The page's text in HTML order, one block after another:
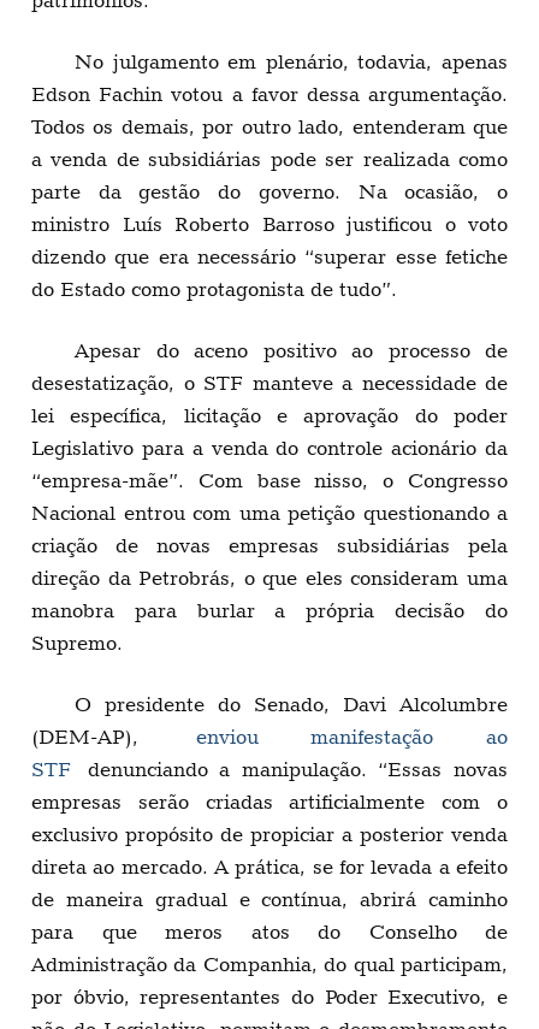
No julgamento em plenário, todavia, apenas
Edson Fachin votou a favor dessa argumentação.
Todos os demais, por outro lado, entenderam que
a venda de subsidiárias pode ser realizada como
parte da gestão do governo. Na ocasião, o
ministro Luís Roberto Barroso justificou o voto
dizendo que era necessário “superar esse fetiche
do Estado como protagonista de tudo”.
Apesar do aceno positivo ao processo de
desestatização, o STF manteve a necessidade de
lei específica, licitação e aprovação do poder
Legislativo para a venda do controle acionário da
“empresa-mãe”. Com base nisso, o Congresso
Nacional entrou com uma petição questionando a
criação de novas empresas subsidiárias pela
direção da Petrobrás, o que eles consideram uma
manobra para burlar a própria decisão do
Supremo.
O presidente do Senado, Davi Alcolumbre
(DEM-AP), enviou manifestação ao
STF denunciando a manipulação. “Essas novas
empresas serão criadas artificialmente com o
exclusivo propósito de propiciar a posterior venda
direta ao mercado. A prática, se for levada a efeito
de maneira gradual e contínua, abrirá caminho
para que meros atos do Conselho de
Administração da Companhia, do qual participam,
por óbvio, representantes do Poder Executivo, e